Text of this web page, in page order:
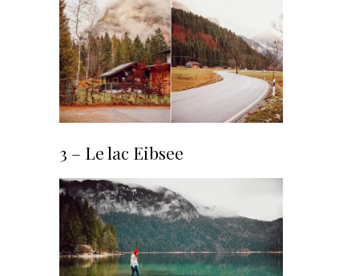
3 – Le lac Eibsee